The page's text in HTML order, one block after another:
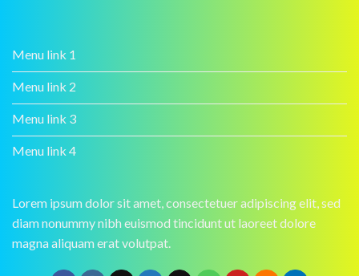
Menu link 1
Menu link 2
Menu link 3
Menu link 4
Lorem ipsum dolor sit amet, consectetuer adipiscing elit, sed
diam nonummy nibh euismod tincidunt ut laoreet dolore
magna aliquam erat volutpat.